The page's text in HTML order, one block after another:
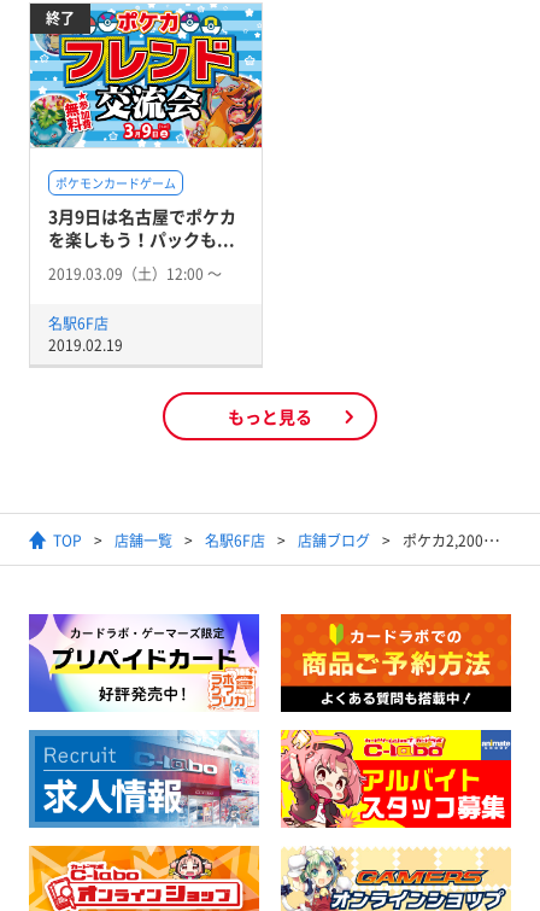
終了
ポケモンカードゲーム
3月9日は名古屋でポケカ
を楽しもう！パックも...
2019.03.09（土）12:00 〜
名駅6F店
2019.02.19
もっと見る
TOP 店舗一覧 名駅6F店 店舗ブログ ポケカ2,200円オリパを展開いたしました！